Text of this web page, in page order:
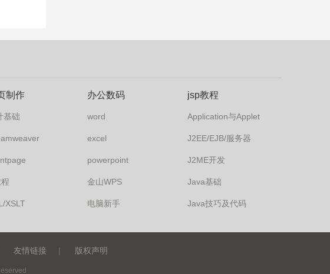
制作
基础
XSLT
办公数码
word
excel
powerpoint
金山WPS
电脑新手
jsp教程
Application与Applet
J2EE/EJB/服务器
J2ME开发
Java基础
Java技巧及代码
友情链接 | 版权声明